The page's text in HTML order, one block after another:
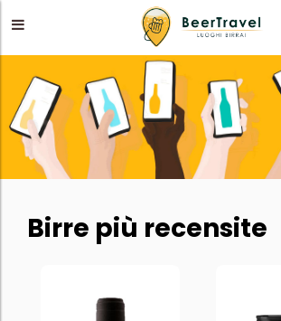
Birre più recensite